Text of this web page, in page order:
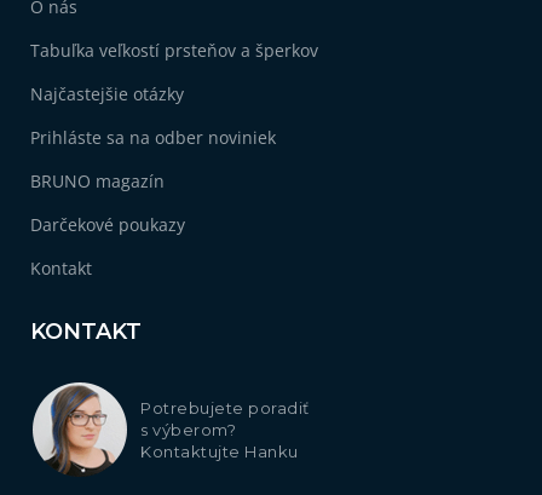
O nás
Tabuľka veľkostí prsteňov a šperkov
Najčastejšie otázky
Prihláste sa na odber noviniek
BRUNO magazín
Darčekové poukazy
Kontakt
KONTAKT
Potrebujete poradiť
s výberom?
Kontaktujte Hanku